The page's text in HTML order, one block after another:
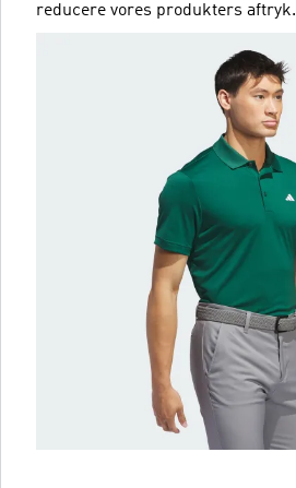
reducere vores produkters aftryk.